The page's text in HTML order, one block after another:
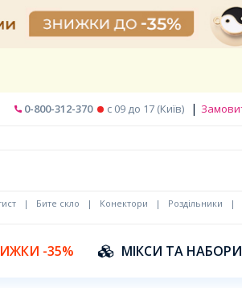
0-800-312-370 c 09 до 17 (Київ) |
| Бите скло | Конектори | Роздільники |
-35% МІКСИ ТА НАБОРИ